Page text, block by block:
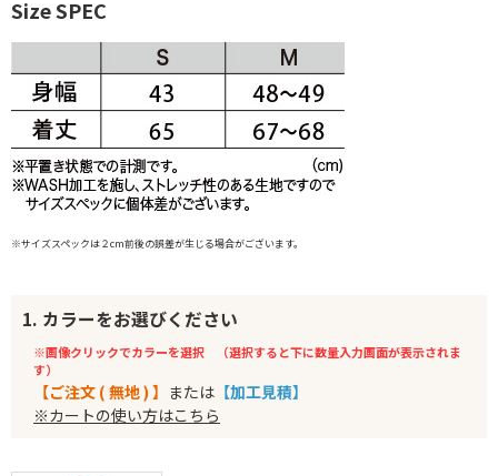
Size SPEC
※サイズスペックは２cm前後の誤差が生じる場合がございます。
1. カラーをお選びください
※画像クリックでカラーを選択 （選択すると下に数量入力画面が表示されま
す）
【ご注文 ( 無地 ) 】 または 【加工見積】
※カートの使い方はこちら